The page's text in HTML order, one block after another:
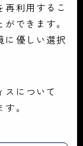
再利用するこ
できます。
に優しい選択
スについて
。